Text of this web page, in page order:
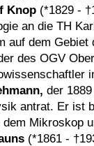
Knop (*1829 -
an die TH
auf dem
des OGV
der
antrat. Er ist
Mikroskop
(*1861 -